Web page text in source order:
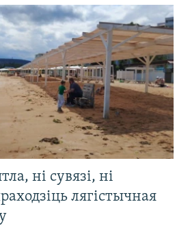
ні сувязі, ні
лягістычная